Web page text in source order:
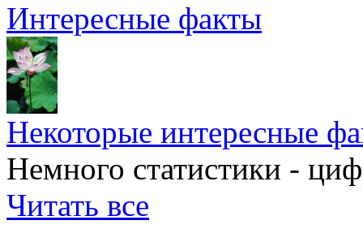
Интересные факты
Некоторые интересные
Немного статистики -
Читать все